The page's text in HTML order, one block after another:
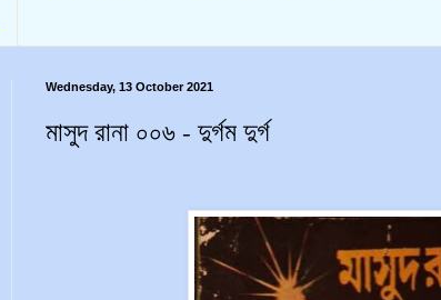
Wednesday, 13 October 2021
মাসুদ রানা ০০৬ - দুর্গম দুর্গ